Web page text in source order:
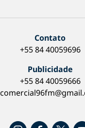
Contato
+55 84 40059696
Publicidade
+55 84 40059666